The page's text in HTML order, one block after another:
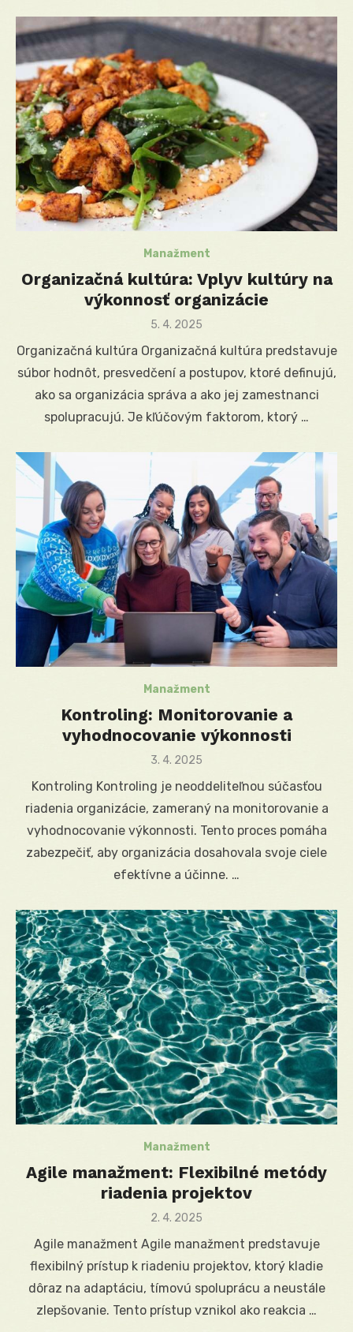
Manažment
Organizačná kultúra: Vplyv kultúry na
výkonnosť organizácie
Posted
5. 4. 2025
Organizačná kultúra Organizačná kultúra predstavuje
súbor hodnôt, presvedčení a postupov, ktoré definujú,
ako sa organizácia správa a ako jej zamestnanci
spolupracujú. Je kľúčovým faktorom, ktorý …
Manažment
Kontroling: Monitorovanie a
vyhodnocovanie výkonnosti
Posted
3. 4. 2025
Kontroling Kontroling je neoddeliteľnou súčasťou
riadenia organizácie, zameraný na monitorovanie a
vyhodnocovanie výkonnosti. Tento proces pomáha
zabezpečiť, aby organizácia dosahovala svoje ciele
efektívne a účinne. …
Manažment
Agile manažment: Flexibilné metódy
riadenia projektov
Posted
2. 4. 2025
Agile manažment Agile manažment predstavuje
flexibilný prístup k riadeniu projektov, ktorý kladie
dôraz na adaptáciu, tímovú spoluprácu a neustále
zlepšovanie. Tento prístup vznikol ako reakcia …